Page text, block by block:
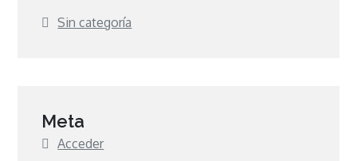
Sin categoría
Meta
Acceder